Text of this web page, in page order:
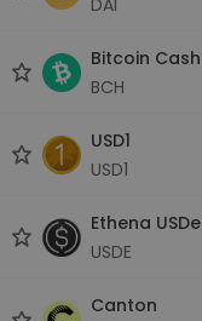
Bitcoin Cash
BCH
USD1
USD1
Ethena USDe
USDE
Canton